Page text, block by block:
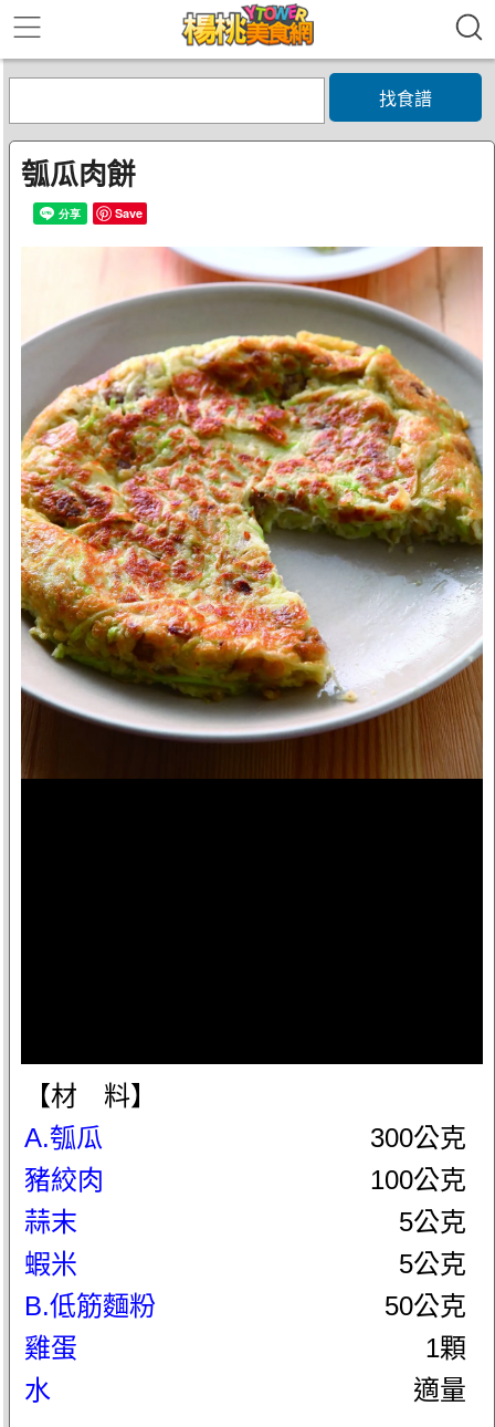
找食譜
瓠瓜肉餅
Save
【材 料】
A.瓠瓜
300公克
豬絞肉
100公克
蒜末
5公克
蝦米
5公克
B.低筋麵粉
50公克
雞蛋
1顆
水
適量